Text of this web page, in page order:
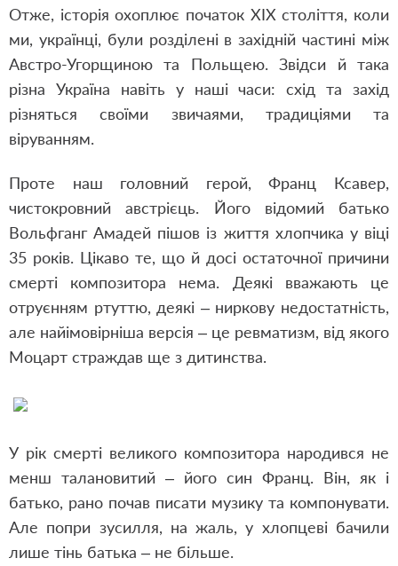
Отже, історія охоплює початок ХІХ століття, коли
ми, українці, були розділені в західній частині між
Австро-Угорщиною та Польщею. Звідси й така
різна Україна навіть у наші часи: схід та захід
різняться своїми звичаями, традиціями та
віруванням.
Проте наш головний герой,Франц Ксавер,
чистокровний австрієць. Його відомий батько
Вольфганг Амадей пішов із життя хлопчика у віці
35 років. Цікаво те, що й досі остаточної причини
смерті композитора нема. Деякі вважають це
отруєнням ртуттю, деякі – ниркову недостатність,
але найімовірніша версія – це ревматизм, від якого
Моцарт страждав ще з дитинства.
У рік смерті великого композитора народився не
менш талановитий – його син Франц. Він, як і
батько, рано почав писати музику та компонувати.
Але попри зусилля, на жаль, у хлопцеві бачили
лише тінь батька – не більше.